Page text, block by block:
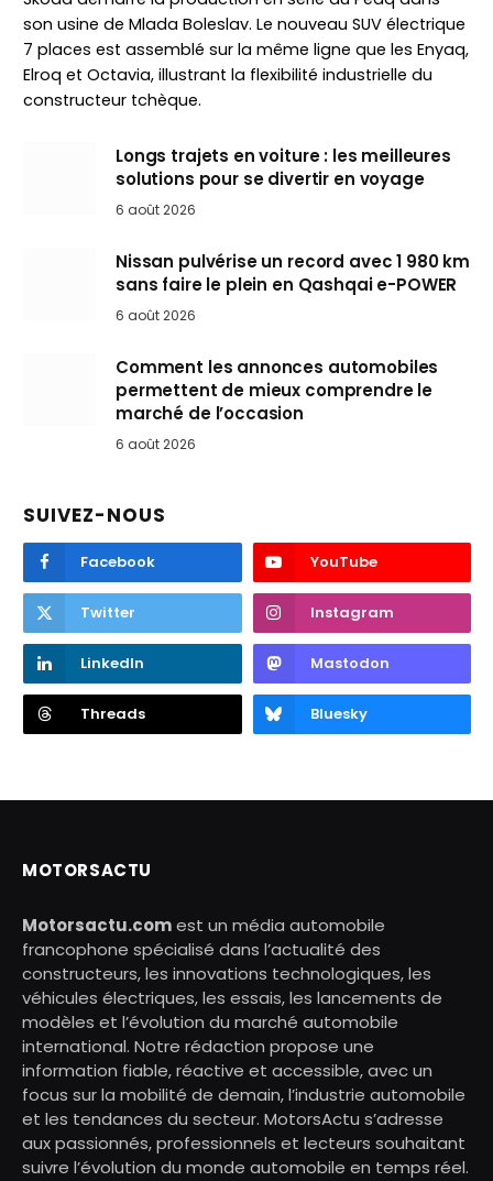
son usine de Mlada Boleslav. Le nouveau SUV électrique
7 places est assemblé sur la même ligne que les Enyaq,
Elroq et Octavia, illustrant la flexibilité industrielle du
constructeur tchèque.
Longs trajets en voiture : les meilleures
solutions pour se divertir en voyage
6 août 2026
Nissan pulvérise un record avec 1 980 km
sans faire le plein en Qashqai e-POWER
6 août 2026
Comment les annonces automobiles
permettent de mieux comprendre le
marché de l’occasion
6 août 2026
SUIVEZ-NOUS
Facebook YouTube
Twitter Instagram
LinkedIn Mastodon
Threads Bluesky
MOTORSACTU
Motorsactu.comest un média automobile
francophone spécialisé dans l’actualité des
constructeurs, les innovations technologiques, les
véhicules électriques, les essais, les lancements de
modèles et l’évolution du marché automobile
international. Notre rédaction propose une
information fiable, réactive et accessible, avec un
focus sur la mobilité de demain, l’industrie automobile
et les tendances du secteur. MotorsActu s’adresse
aux passionnés, professionnels et lecteurs souhaitant
suivre l’évolution du monde automobile en temps réel.